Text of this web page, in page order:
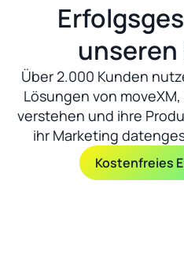
unseren
Über 2.000 Kunden
Lösungen von
verstehen und ihre
ihr Marketing
Kostenfreies